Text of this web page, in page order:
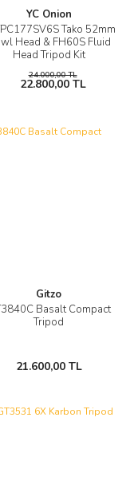
YC Onion
Tako 52mm
Head & FH60S Fluid
Head Tripod Kit
24.000,00 TL
22.800,00 TL
Gitzo
Basalt Compact
Tripod
21.600,00 TL